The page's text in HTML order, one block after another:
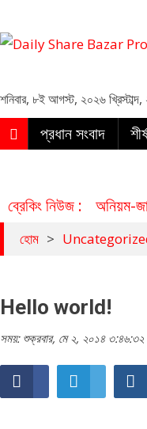
শনিবার, ৮ই আগস্ট, ২০২৬ খ্রিস্টাব্দ,
প্রধান সংবাদ
ব্রেকিং নিউজ : অনিয়ম-
হোম >
Hello world!
সময়: শুক্রবার, মে ২, ২০১৪ ৩:৪৬:৩২